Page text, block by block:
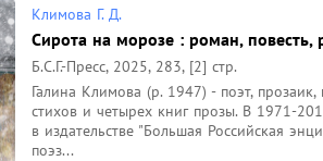
Климова Г. Д.
Сирота на морозе : роман, повесть,
Б.С.Г.-Пресс, 2025, 283, [2] стр.
Галина Климова (р. 1947) - поэт,
стихов и четырех книг прозы. В 1971-
в издательстве "Большая Российская
поэз...